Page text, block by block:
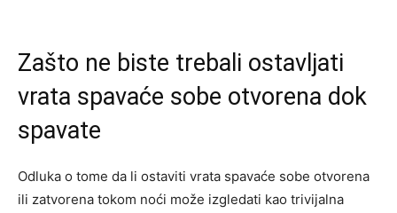
Zašto ne biste trebali ostavljati
vrata spavaće sobe otvorena dok
spavate
Odluka o tome da li ostaviti vrata spavaće sobe otvorena
ili zatvorena tokom noći može izgledati kao trivijalna